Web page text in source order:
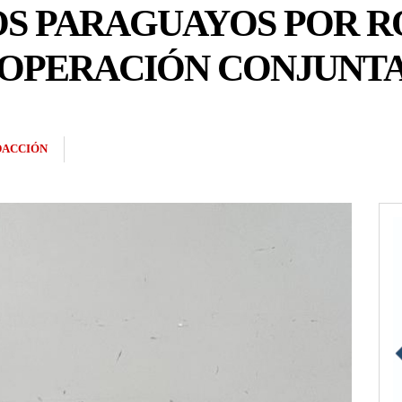
PARAGUAYOS POR